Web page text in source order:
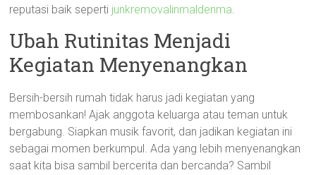
reputasi baik seperti junkremovalinmaldenma.
Ubah Rutinitas Menjadi
Kegiatan Menyenangkan
Bersih-bersih rumah tidak harus jadi kegiatan yang
membosankan! Ajak anggota keluarga atau teman untuk
bergabung. Siapkan musik favorit, dan jadikan kegiatan ini
sebagai momen berkumpul. Ada yang lebih menyenangkan
saat kita bisa sambil bercerita dan bercanda? Sambil